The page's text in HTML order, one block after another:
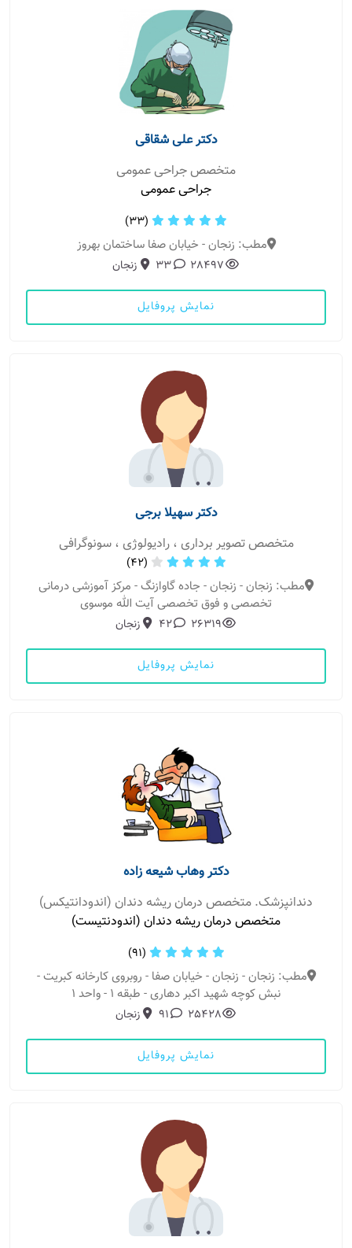
دکتر علی شقاقی
متخصص جراحی عمومی
جراحی عمومی
(33)
مطب: زنجان - خیابان صفا ساختمان بهروز
28497
33 زنجان
نمایش پروفایل
دکتر سهیلا برجی
متخصص تصویر برداری ، رادیولوژی ، سونوگرافی
(42)
مطب: زنجان - زنجان - جاده گاوازنگ - مرکز آموزشی درمانی
تخصصی و فوق تخصصی آیت الله موسوی
26319
42 زنجان
نمایش پروفایل
دکتر وهاب شیعه زاده
دندانپزشک. متخصص درمان ریشه دندان (اندودانتیکس)
متخصص درمان ریشه دندان (اندودنتیست)
(91)
مطب: زنجان - زنجان - خیابان صفا - روبروی کارخانه کبریت -
نبش کوچه شهید اکبر دهاری - طبقه 1 - واحد 1
25428
91 زنجان
نمایش پروفایل